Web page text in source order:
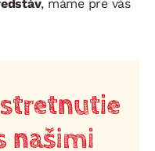
, máme pre vás